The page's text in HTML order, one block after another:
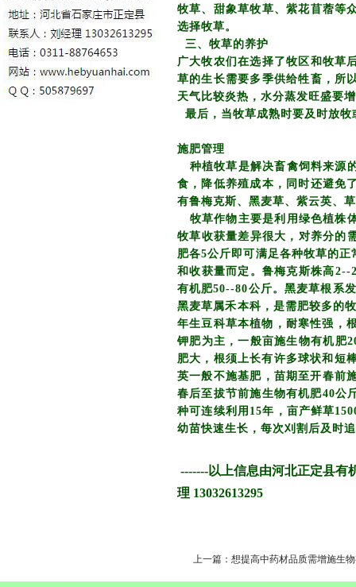
牧草、甜象草牧草、紫花苜蓿等
选择牧草。
三、牧草的养护
广大牧农们在选择了牧区和牧草
草的生长需要多季供给牲畜，所
天气比较炎热，水分蒸发旺盛要
最后，当牧草成熟时要及时放
施肥管理
种植牧草是解决畜禽饲料来源
食，降低养殖成本，同时还避免
有鲁梅克斯、黑麦草、紫云英、
牧草作物主要是利用绿色植株
牧草收获量差异很大，对养分的
肥各5公斤即可满足各种牧草的
和收获量而定。鲁梅克斯株高2--
有机肥50--80公斤。黑麦草根系
黑麦草属禾本科，是需肥较多的
年生豆科草本植物，耐寒性强，
钾肥为主，一般亩施生物有机肥
肥大，根须上长有许多球状和短
英一般不施基肥，苗期至开春前
春后至拔节前施生物有机肥40公
种可连续利用15年，亩产鲜草
幼苗快速生长，每次刈割后及时
-------以上信息由河北正定县有
理 13032613295
上一篇：想提高中药材品质需增施生